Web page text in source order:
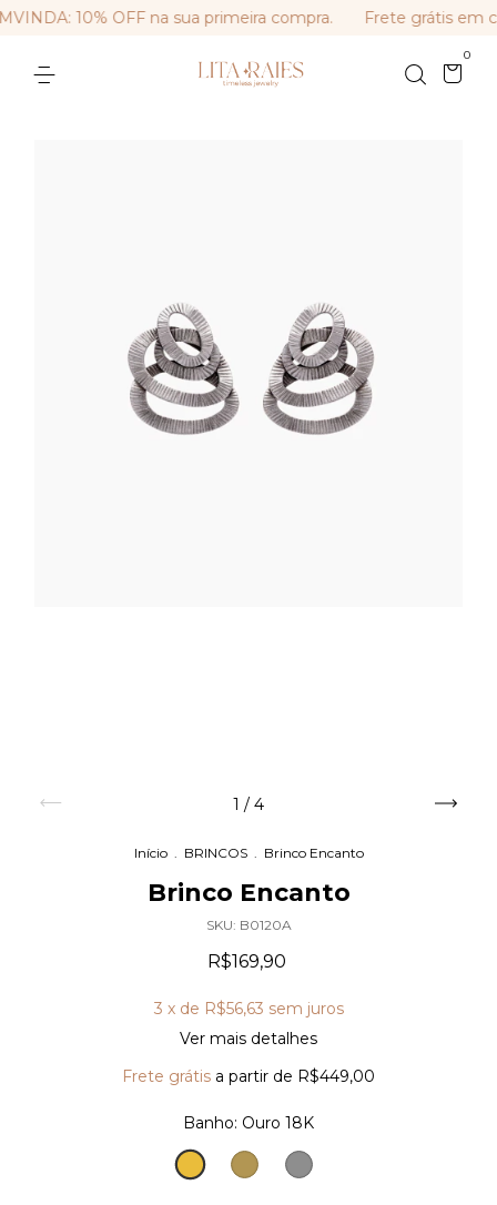
10% OFF na sua primeira compra. Frete grátis em
0
1 / 4
Início . BRINCOS . Brinco Encanto
Brinco Encanto
SKU: B0120A
R$169,90
3 x de R$56,63 sem juros
Ver mais detalhes
Frete grátis a partir de R$449,00
Banho: Ouro 18K
Ouro
18K
Ouro
Vintage
Prata
Vintage